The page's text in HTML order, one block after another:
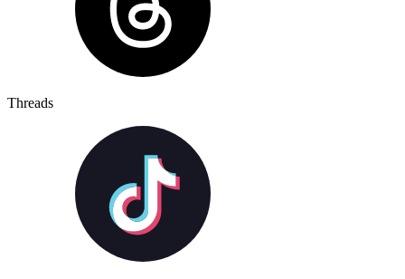
Threads